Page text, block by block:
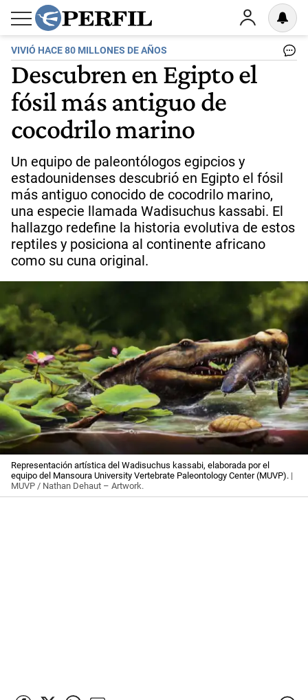
VIVIÓ HACE 80 MILLONES DE AÑOS
Descubren en Egipto el
fósil más antiguo de
cocodrilo marino
Un equipo de paleontólogos egipcios y
estadounidenses descubrió en Egipto el fósil
más antiguo conocido de cocodrilo marino,
una especie llamada Wadisuchus kassabi. El
hallazgo redefine la historia evolutiva de estos
reptiles y posiciona al continente africano
como su cuna original.
Representación artística del Wadisuchus kassabi, elaborada por el
equipo del Mansoura University Vertebrate Paleontology Center (MUVP). |
MUVP / Nathan Dehaut – Artwork.